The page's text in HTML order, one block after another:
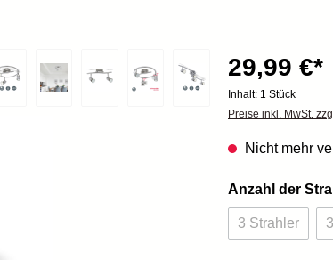
29,99 €*
Inhalt: 1 Stück
Preise inkl. MwSt.
Nicht mehr
Anzahl der
3 Strahler
(Diese